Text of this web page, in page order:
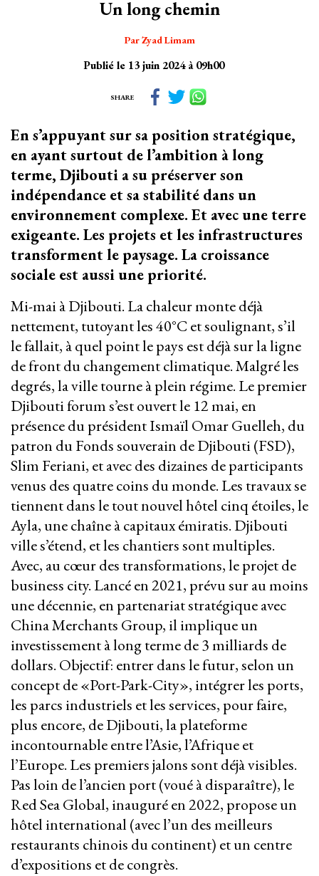
Un long chemin
Par Zyad Limam
Publié le 13 juin 2024 à 09h00
SHARE
En s’appuyant sur sa position stratégique,
en ayant surtout de l’ambition à long
terme, Djibouti a su préserver son
indépendance et sa stabilité dans un
environnement complexe. Et avec une terre
exigeante. Les projets et les infrastructures
transforment le paysage. La croissance
sociale est aussi une priorité.
Mi-mai à Djibouti. La chaleur monte déjà
nettement, tutoyant les 40°C et soulignant, s’il
le fallait, à quel point le pays est déjà sur la ligne
de front du changement climatique. Malgré les
degrés, la ville tourne à plein régime. Le premier
Djibouti forum s’est ouvert le 12 mai, en
présence du président Ismaïl Omar Guelleh, du
patron du Fonds souverain de Djibouti (FSD),
Slim Feriani, et avec des dizaines de participants
venus des quatre coins du monde. Les travaux se
tiennent dans le tout nouvel hôtel cinq étoiles, le
Ayla, une chaîne à capitaux émiratis. Djibouti
ville s’étend, et les chantiers sont multiples.
Avec, au cœur des transformations, le projet de
business city. Lancé en 2021, prévu sur au moins
une décennie, en partenariat stratégique avec
China Merchants Group, il implique un
investissement à long terme de 3 milliards de
dollars. Objectif: entrer dans le futur, selon un
concept de «Port-Park-City», intégrer les ports,
les parcs industriels et les services, pour faire,
plus encore, de Djibouti, la plateforme
incontournable entre l’Asie, l’Afrique et
l’Europe. Les premiers jalons sont déjà visibles.
Pas loin de l’ancien port (voué à disparaître), le
Red Sea Global, inauguré en 2022, propose un
hôtel international (avec l’un des meilleurs
restaurants chinois du continent) et un centre
d’expositions et de congrès.